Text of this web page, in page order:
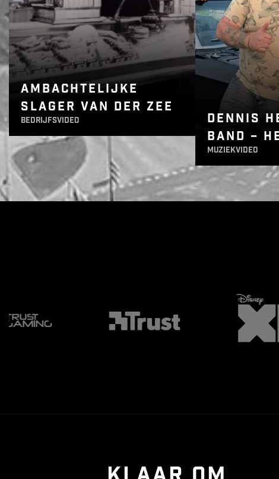
AMBACHTELIJKE
SLAGER VAN DER ZEE
bedrijfsvideo
DENNIS
BAND –
muziekvideo